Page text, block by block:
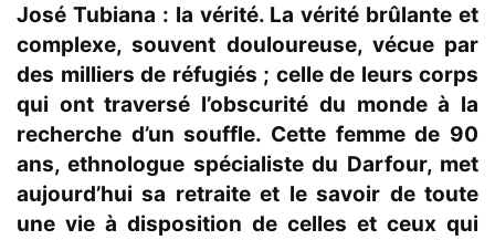
José Tubiana : la vérité. La vérité brûlante et
complexe, souvent douloureuse, vécue par
des milliers de réfugiés ; celle de leurs corps
qui ont traversé l’obscurité du monde à la
recherche d’un souffle. Cette femme de 90
ans, ethnologue spécialiste du Darfour, met
aujourd’hui sa retraite et le savoir de toute
une vie à disposition de celles et ceux qui